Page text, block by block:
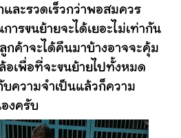
ละรวดเร็วกว่าพอสมควร
รขนย้ายจะได้เยอะไม่เท่ากัน
กค้าจะได้คืนมาบ้างอาจจะคุ้ม
อเพื่อที่จะขนย้ายไปทั้งหมด
ความจำเป็นแล้วก็ความ
องครับ